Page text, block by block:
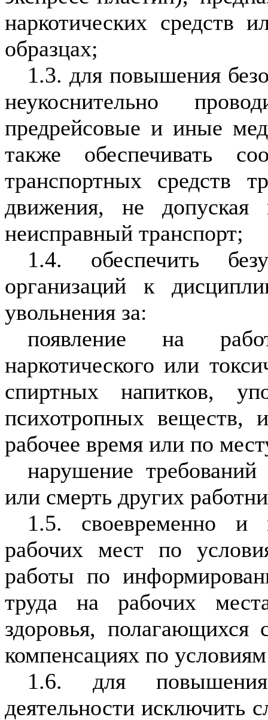
наркотических средств
образцах;
1.3. для повышения
неукоснительно
предрейсовые и иные
также обеспечивать
транспортных средств
движения, не
неисправный транспорт;
1.4. обеспечить
организаций к
увольнения за:
появление на
наркотического или
спиртных напитков,
психотропных веществ,
рабочее время или по
нарушение
или смерть других
1.5. своевременно и
рабочих мест по
работы по
труда на рабочих
здоровья, полагающихся
компенсациях по
1.6. для повышения
деятельности исключить